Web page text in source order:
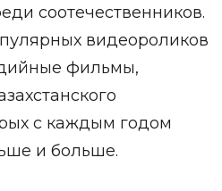
соотечественников.
видеороликов
фильмы,
с каждым годом
и больше.